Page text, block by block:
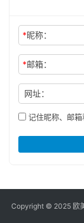
*昵称：
*邮箱：
网址：
记住昵称、邮
Copyright © 2025 欧